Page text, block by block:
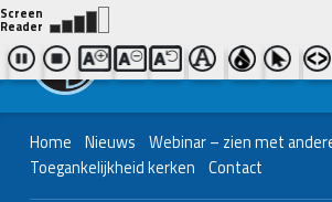
Contact ons
| Bel ons
038 - 427 04 48
Home Nieuws Webinar – zien met
Toegankelijkheid kerken Contact